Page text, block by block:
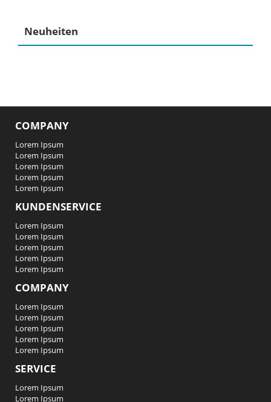
Neuheiten
COMPANY
Lorem Ipsum
Lorem Ipsum
Lorem Ipsum
Lorem Ipsum
Lorem Ipsum
KUNDENSERVICE
Lorem Ipsum
Lorem Ipsum
Lorem Ipsum
Lorem Ipsum
Lorem Ipsum
COMPANY
Lorem Ipsum
Lorem Ipsum
Lorem Ipsum
Lorem Ipsum
Lorem Ipsum
SERVICE
Lorem Ipsum
Lorem Ipsum